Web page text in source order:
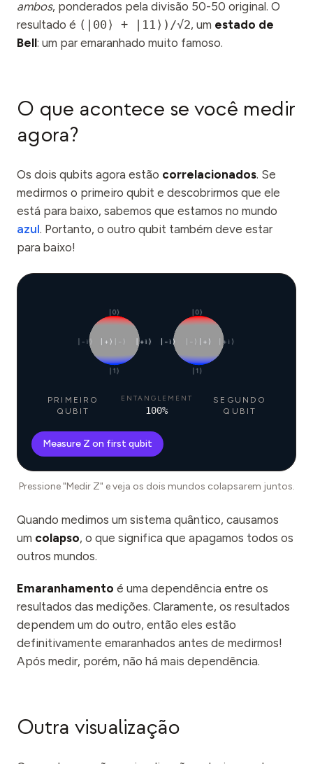
ambos, ponderados pela divisão 50-50 original. O
resultado é (|00⟩ + |11⟩)/√2, um estado de
Bell: um par emaranhado muito famoso.
O que acontece se você medir
agora?
Os dois qubits agora estão correlacionados. Se
medirmos o primeiro qubit e descobrirmos que ele
está para baixo, sabemos que estamos no mundo
azul. Portanto, o outro qubit também deve estar
para baixo!
|+⟩ |−⟩ |+i⟩
|−i⟩
|0⟩
|1⟩
|+⟩
|−⟩ |+i⟩
|−i⟩
|0⟩
|1⟩
PRIMEIRO
QUBIT
ENTANGLEMENT
100%
SEGUNDO
QUBIT
Measure Z on first qubit
Pressione "Medir Z" e veja os dois mundos colapsarem juntos.
Quando medimos um sistema quântico, causamos
um colapso, o que significa que apagamos todos os
outros mundos.
Emaranhamento é uma dependência entre os
resultados das medições. Claramente, os resultados
dependem um do outro, então eles estão
definitivamente emaranhados antes de medirmos!
Após medir, porém, não há mais dependência.
Outra visualização